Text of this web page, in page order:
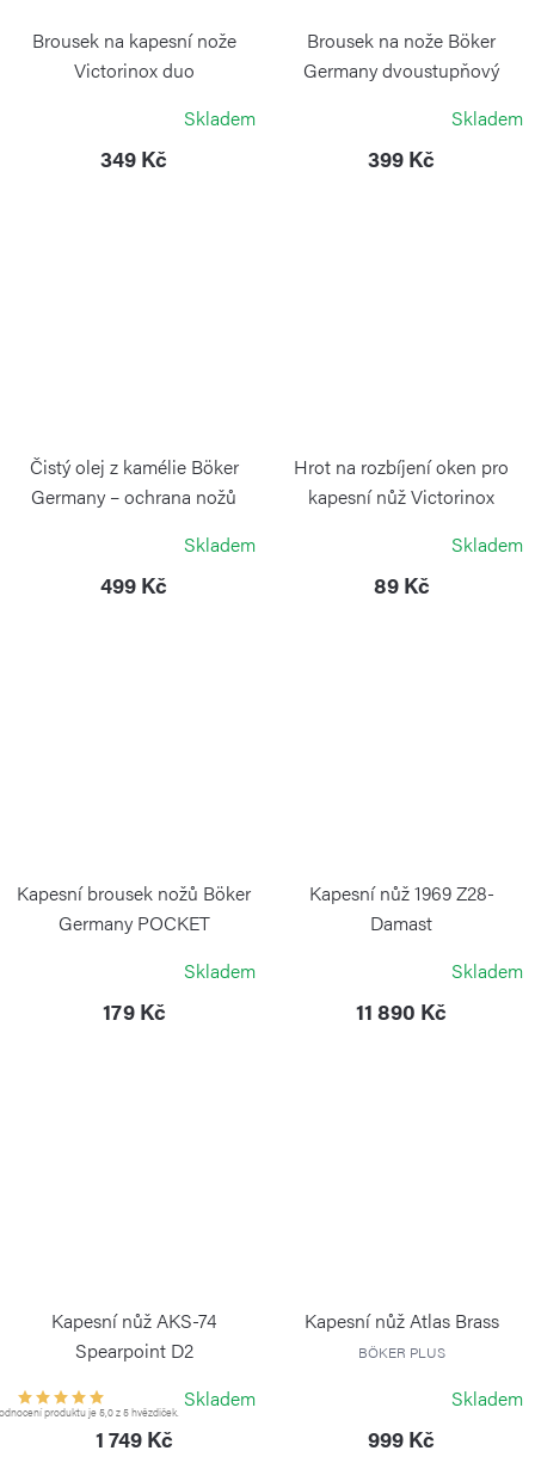
Brousek na kapesní nože
Victorinox duo
Skladem
349 Kč
Brousek na nože Böker
Germany dvoustupňový
Skladem
399 Kč
Čistý olej z kamélie Böker
Germany – ochrana nožů
Skladem
499 Kč
Hrot na rozbíjení oken pro
kapesní nůž Victorinox
Skladem
89 Kč
Kapesní brousek nožů Böker
Germany POCKET
Skladem
179 Kč
Kapesní nůž 1969 Z28-
Damast
Skladem
11 890 Kč
Kapesní nůž AKS-74
Spearpoint D2
produktu je 5,0 z 5 hvězdiček.
Skladem
1 749 Kč
Kapesní nůž Atlas Brass
BÖKER PLUS
Skladem
999 Kč